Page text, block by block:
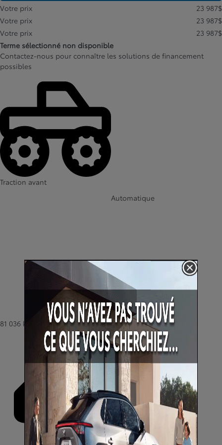
Votre prix 23 987$
Votre prix
23 987$
Votre prix
23 987$
Terme sélectionné non disponible
Contactez-nous pour connaître les solutions de financement
possibles
Traction avant
Automatique
81 036 km
Essence